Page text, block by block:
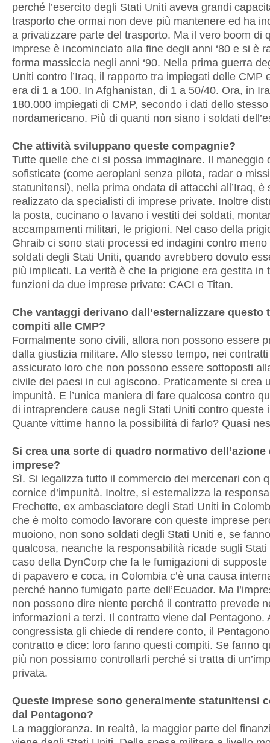
perché l’esercito degli Stati Uniti aveva grandi
trasporto che ormai non deve più mantenere ed ha
a privatizzare parte del trasporto. Ma il vero boom di
imprese è incominciato alla fine degli anni ‘80 e si è
forma massiccia negli anni ‘90. Nella prima guerra
Uniti contro l’Iraq, il rapporto tra impiegati delle CMP
era di 1 a 100. In Afghanistan, di 1 a 50/40. Ora, in
180.000 impiegati di CMP, secondo i dati dello
nordamericano. Più di quanti non siano i soldati
Che attività sviluppano queste compagnie?
Tutte quelle che ci si possa immaginare. Il maneggio
sofisticate (come aeroplani senza pilota, radar o
statunitensi), nella prima ondata di attacchi all’Iraq, è
realizzato da specialisti di imprese private. Inoltre
la posta, cucinano o lavano i vestiti dei soldati,
accampamenti militari, le prigioni. Nel caso della
Ghraib ci sono stati processi ed indagini contro meno
soldati degli Stati Uniti, quando avrebbero dovuto
più implicati. La verità è che la prigione era gestita in
funzioni da due imprese private: CACI e Titan.
Che vantaggi derivano dall’esternalizzare questo
compiti alle CMP?
Formalmente sono civili, allora non possono essere
dalla giustizia militare. Allo stesso tempo, nei
assicurato loro che non possono essere sottoposti
civile dei paesi in cui agiscono. Praticamente si crea
impunità. E l’unica maniera di fare qualcosa contro
di intraprendere cause negli Stati Uniti contro queste
Quante vittime hanno la possibilità di farlo? Quasi
Si crea una sorte di quadro normativo dell’azione
imprese?
Sì. Si legalizza tutto il commercio dei mercenari con
cornice d’impunità. Inoltre, si esternalizza la
Frechette, ex ambasciatore degli Stati Uniti in
che è molto comodo lavorare con queste imprese
muoiono, non sono soldati degli Stati Uniti e, se
qualcosa, neanche la responsabilità ricade sugli Stati
caso della DynCorp che fa le fumigazioni di
di papavero e coca, in Colombia c’è una causa
perché hanno fumigato parte dell’Ecuador. Ma
non possono dire niente perché il contratto prevede
informazioni a terzi. Il contratto viene dal Pentagono.
congressista gli chiede di rendere conto, il
contratto e dice: loro fanno questi compiti. Se fanno
più non possiamo controllarli perché si tratta di
privata.
Queste imprese sono generalmente statunitensi
dal Pentagono?
La maggioranza. In realtà, la maggior parte del